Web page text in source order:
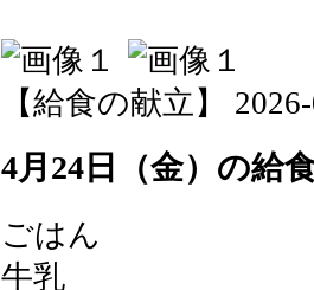
【給食の献立】
4月24日（金）の給
ごはん
牛乳